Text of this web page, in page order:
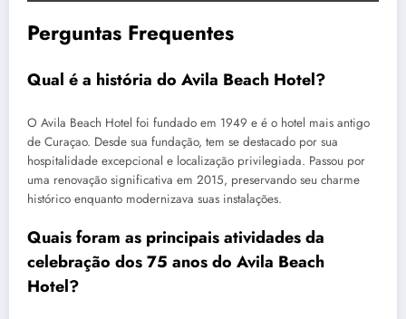
Perguntas Frequentes
Qual é a história do Avila Beach Hotel?
O Avila Beach Hotel foi fundado em 1949 e é o hotel mais antigo
de Curaçao. Desde sua fundação, tem se destacado por sua
hospitalidade excepcional e localização privilegiada. Passou por
uma renovação significativa em 2015, preservando seu charme
histórico enquanto modernizava suas instalações.
Quais foram as principais atividades da
celebração dos 75 anos do Avila Beach
Hotel?